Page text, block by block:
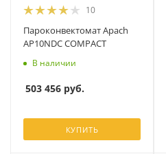
10
Пароконвектомат Apach
AP10NDC COMPACT
В наличии
503 456 руб.
КУПИТЬ